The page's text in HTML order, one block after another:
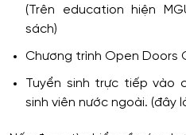
(Trên education hiện
sách)
Chương trình Open Doors
Tuyển sinh trực tiếp vào
sinh viên nước ngoài. (đây